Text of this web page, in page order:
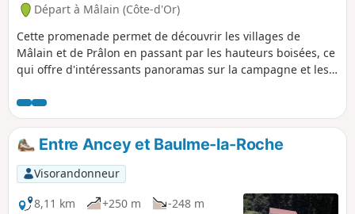
Départ à Mâlain (Côte-d'Or)
Cette promenade permet de découvrir les villages de
Mâlain et de Prâlon en passant par les hauteurs boisées, ce
qui offre d'intéressants panoramas sur la campagne et les
et le château de Mâlain, et les falaises de Baume la Roche.
On suit l'échine de la Vouivre, ce serpent de roches
calcaires qui circule entre les collines.
Entre Ancey et Baulme-la-Roche
Visorandonneur
8,11 km
+250 m
-248 m